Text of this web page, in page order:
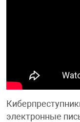
электронные